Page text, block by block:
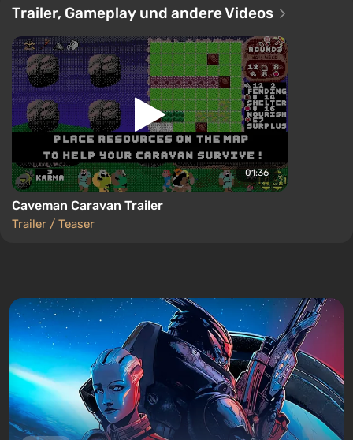
Trailer, Gameplay und andere Videos
01:36
Caveman Caravan Trailer
Trailer / Teaser